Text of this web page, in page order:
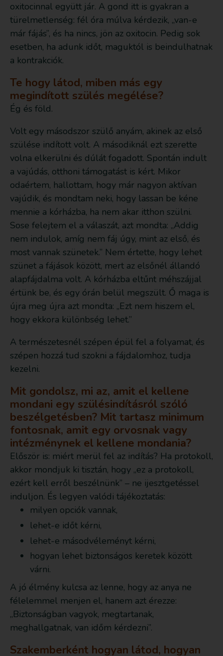
oxitocinnal együtt jár. A gond itt is gyakran a
türelmetlenség: fél óra múlva kérdezik, „van-e
már fájás”, és ha nincs, jön az oxitocin. Pedig sok
esetben, ha adunk időt, maguktól is beindulhatnak
a kontrakciók.
Te hogy látod, miben más egy
megindított szülés megélése?
Ég és föld.
Volt egy másodszor szülő anyám, akinek az első
szülése indított volt. A másodiknál ezt szerette
volna elkerülni és dúlát fogadott. Spontán indult
a vajúdás, otthoni támogatást is kért. Mikor
odaértem, hallottam, hogy már nagyon aktívan
vajúdik, és mondtam neki, hogy lassan be kéne
mennie a kórházba, ha nem akar itthon szülni.
Sose felejtem el a válaszát, azt mondta: „Addig
nem indulok, amíg nem fáj úgy, mint az első, és
most vannak szünetek.” Nem értette, hogy lehet
szünet a fájások között, mert az elsőnél állandó
alapfájdalma volt. A kórházba eltűnt méhszájjal
értünk be, és egy órán belül megszült. Ő maga is
újra meg újra azt mondta: „Ezt nem hiszem el,
hogy ekkora különbség lehet.”
A természetesnél szépen épül fel a folyamat, és
szépen hozzá tud szokni a fájdalomhoz, tudja
kezelni.
Mit gondolsz, mi az, amit el kellene
mondani egy szülésindításról szóló
beszélgetésben? Mit tartasz minimum
fontosnak, amit egy orvosnak vagy
intézménynek el kellene mondania?
Először is: miért merül fel az indítás? Ha protokoll,
akkor mondjuk ki tisztán, hogy „ez a protokoll,
ezért kell erről beszélnünk” – ne ijesztgetéssel
induljon. És legyen valódi tájékoztatás:
milyen opciók vannak,
lehet-e időt kérni,
lehet-e másodvéleményt kérni,
hogyan lehet biztonságos keretek között
várni.
A jó élmény kulcsa az lenne, hogy az anya ne
félelemmel menjen el, hanem azt érezze:
„Biztonságban vagyok, megtartanak,
meghallgatnak, van időm kérdezni”.
Szakemberként hogyan látod, hogyan